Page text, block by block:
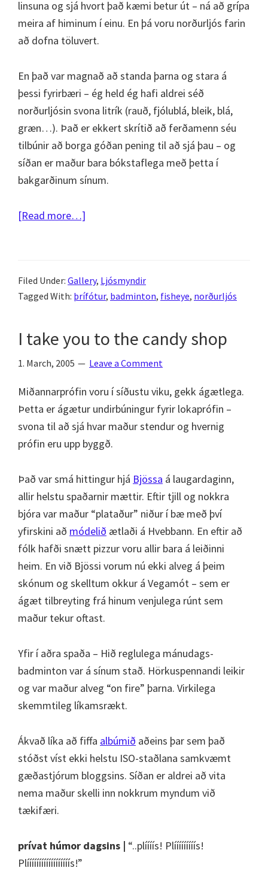
linsuna og sjá hvort það kæmi betur út – ná að grípa
meira af himinum í einu. En þá voru norðurljós farin
að dofna töluvert.
En það var magnað að standa þarna og stara á
þessi fyrirbæri – ég held ég hafi aldrei séð
norðurljósin svona litrík (rauð, fjólublá, bleik, blá,
græn…). Það er ekkert skrítið að ferðamenn séu
tilbúnir að borga góðan pening til að sjá þau – og
síðan er maður bara bókstaflega með þetta í
bakgarðinum sínum.
[Read more…]
2010
Filed Under: Gallery, Ljósmyndir
Tagged With: þrífótur, badminton, fisheye, norðurljós
I take you to the candy shop
1. March, 2005 Leave a Comment
Miðannarprófin voru í síðustu viku, gekk ágætlega.
Þetta er ágætur undirbúningur fyrir lokaprófin –
svona til að sjá hvar maður stendur og hvernig
prófin eru upp byggð.
Það var smá hittingur hjá Bjössa á laugardaginn,
allir helstu spaðarnir mættir. Eftir tjill og nokkra
bjóra var maður “plataður” niður í bæ með því
yfirskini að módelið ætlaði á Hvebbann. En eftir að
fólk hafði snætt pizzur voru allir bara á leiðinni
heim. En við Bjössi vorum nú ekki alveg á þeim
skónum og skelltum okkur á Vegamót – sem er
ágæt tilbreyting frá hinum venjulega rúnt sem
maður tekur oftast.
Yfir í aðra spaða – Hið reglulega mánudags-
badminton var á sínum stað. Hörkuspennandi leikir
og var maður alveg “on fire” þarna. Virkilega
skemmtileg líkamsrækt.
Ákvað líka að fiffa albúmið aðeins þar sem það
stóðst víst ekki helstu ISO-staðlana samkvæmt
gæðastjórum bloggsins. Síðan er aldrei að vita
nema maður skelli inn nokkrum myndum við
tækifæri.
prívat húmor dagsins | “..plíííís! Plííííííííís!
Plíííííííííííííííííís!”